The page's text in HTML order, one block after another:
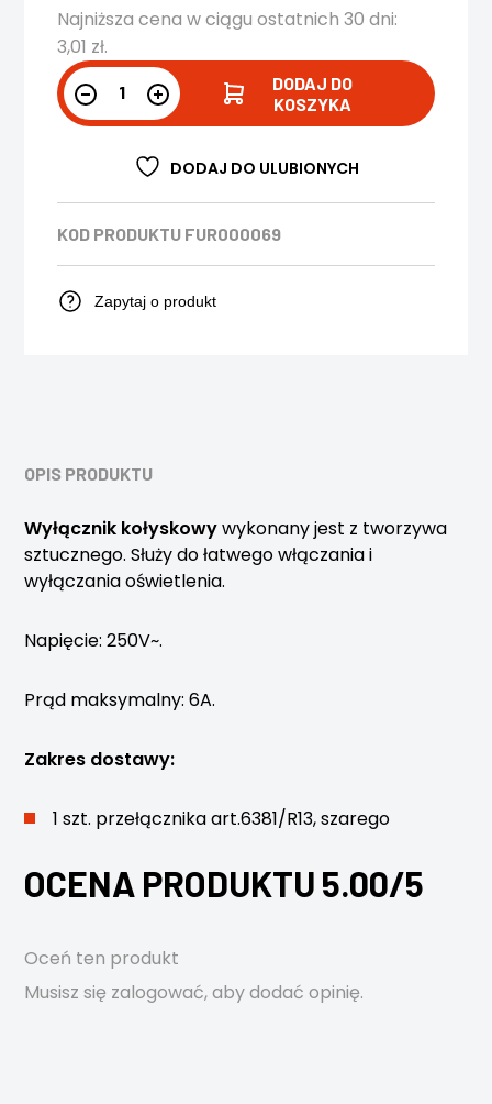
Najniższa cena w ciągu ostatnich 30 dni:
3,01 zł.
DODAJ DO
KOSZYKA
DODAJ DO ULUBIONYCH
KOD PRODUKTU FUR000069
Zapytaj o produkt
OPIS PRODUKTU
Wyłącznik kołyskowywykonany jest z tworzywa
sztucznego. Służy do łatwego włączania i
wyłączania oświetlenia.
Napięcie: 250V~.
Prąd maksymalny: 6A.
Zakres dostawy:
1 szt. przełącznika art.6381/R13, szarego
OCENA PRODUKTU 5.00/5
Oceń ten produkt
Musisz się zalogować, aby dodać opinię.